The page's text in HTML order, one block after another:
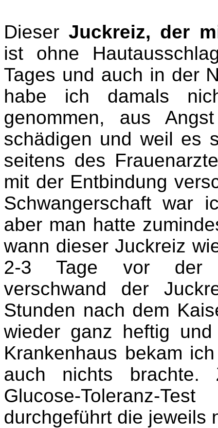
DieserJuckreiz, der
ist ohne
Tages und auch in der
habe ich damals
genommen, aus
schädigen und weil es
seitens des
mit der Entbindung
Schwangerschaft war
aber man hatte
wann dieser Juckreiz
2-3 Tage vor der
verschwand der
Stunden nach dem
wieder ganz heftig
Krankenhaus bekam
auch nichts brachte.
Glucose-Toleranz-
durchgeführt die jeweils